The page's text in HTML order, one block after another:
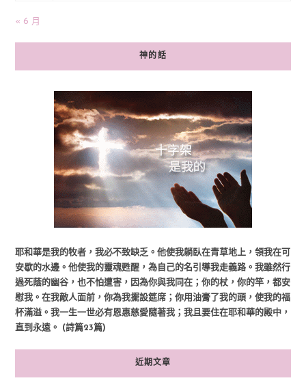
« 6 月
神的話
耶和華是我的牧者，我必不致缺乏。他使我躺臥在青草地上，領我在可
安歇的水邊。他使我的靈魂甦醒，為自己的名引導我走義路。我雖然行
過死蔭的幽谷，也不怕遭害，因為你與我同在；你的杖，你的竿，都安
慰我。在我敵人面前，你為我擺設筵席；你用油膏了我的頭，使我的福
杯滿溢。我一生一世必有恩惠慈愛隨著我；我且要住在耶和華的殿中，
直到永遠。 (詩篇23篇)
近期文章